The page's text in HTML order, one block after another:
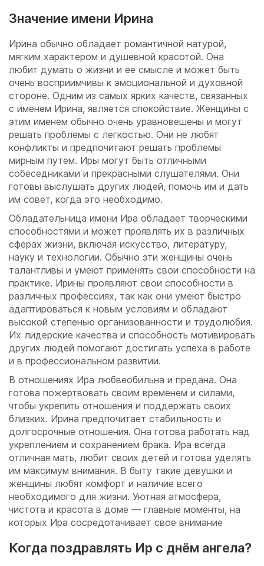
Значение имени Ирина
Ирина обычно обладает романтичной натурой,
мягким характером и душевной красотой. Она
любит думать о жизни и ее смысле и может быть
очень восприимчивы к эмоциональной и духовной
стороне. Одним из самых ярких качеств, связанных
с именем Ирина, является спокойствие. Женщины с
этим именем обычно очень уравновешены и могут
решать проблемы с легкостью. Они не любят
конфликты и предпочитают решать проблемы
мирным путем. Иры могут быть отличными
собеседниками и прекрасными слушателями. Они
готовы выслушать других людей, помочь им и дать
им совет, когда это необходимо.
Обладательница имени Ира обладает творческими
способностями и может проявлять их в различных
сферах жизни, включая искусство, литературу,
науку и технологии. Обычно эти женщины очень
талантливы и умеют применять свои способности на
практике. Ирины проявляют свои способности в
различных профессиях, так как они умеют быстро
адаптироваться к новым условиям и обладают
высокой степенью организованности и трудолюбия.
Их лидерские качества и способность мотивировать
других людей помогают достигать успеха в работе
и в профессиональном развитии.
В отношениях Ира любвеобильна и предана. Она
готова пожертвовать своим временем и силами,
чтобы укрепить отношения и поддержать своих
близких. Ирина предпочитает стабильность и
долгосрочные отношения. Она готова работать над
укреплением и сохранением брака. Ира всегда
отличная мать, любит своих детей и готова уделять
им максимум внимания. В быту такие девушки и
женщины любят комфорт и наличие всего
необходимого для жизни. Уютная атмосфера,
чистота и красота в доме — главные моменты, на
которых Ира сосредотачивает свое внимание
Когда поздравлять Ир с днём ангела?